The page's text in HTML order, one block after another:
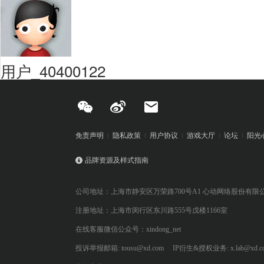
用户_40400122
免责声明 隐私政策 用户协议 游戏大厅 论坛 阳光
品牌资源及样式指南
公司地址：上海市静安区万荣路700号A1 心动网络股份有限
注册地址：上海市闵行区东川路555号戊楼1166室
在线客服微信公众号：xindong_net
投诉举报邮箱: tousu@xd.com IP衍生&授权业务: